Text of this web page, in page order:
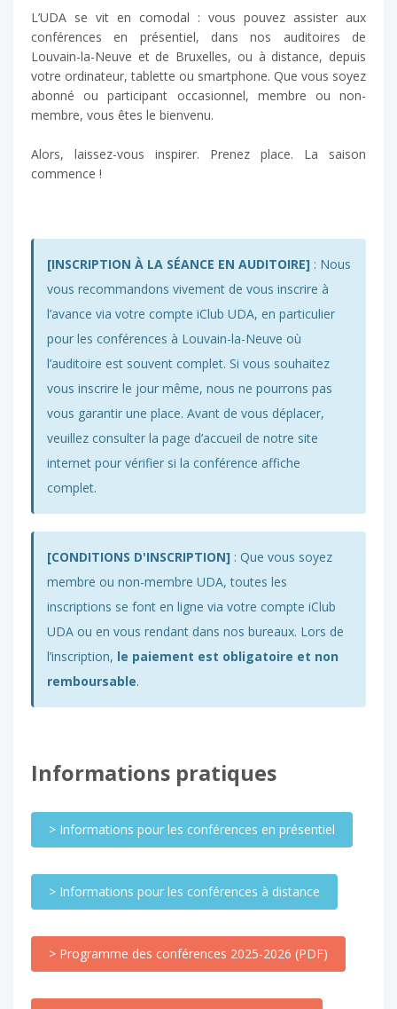
L’UDA se vit en comodal : vous pouvez assister aux
conférences en présentiel, dans nos auditoires de
Louvain-la-Neuve et de Bruxelles, ou à distance, depuis
votre ordinateur, tablette ou smartphone. Que vous soyez
abonné ou participant occasionnel, membre ou non-
membre, vous êtes le bienvenu.
Alors, laissez-vous inspirer. Prenez place. La saison
commence !
[INSCRIPTION À LA SÉANCE EN AUDITOIRE] : Nous
vous recommandons vivement de vous inscrire à
l’avance via votre compte iClub UDA, en particulier
pour les conférences à Louvain-la-Neuve où
l’auditoire est souvent complet. Si vous souhaitez
vous inscrire le jour même, nous ne pourrons pas
vous garantir une place. Avant de vous déplacer,
veuillez consulter la page d’accueil de notre site
internet pour vérifier si la conférence affiche
complet.
[CONDITIONS D'INSCRIPTION] : Que vous soyez
membre ou non-membre UDA, toutes les
inscriptions se font en ligne via votre compte iClub
UDA ou en vous rendant dans nos bureaux. Lors de
l’inscription, le paiement est obligatoire et non
remboursable.
Informations pratiques
> Informations pour les conférences en présentiel
> Informations pour les conférences à distance
> Programme des conférences 2025-2026 (PDF)